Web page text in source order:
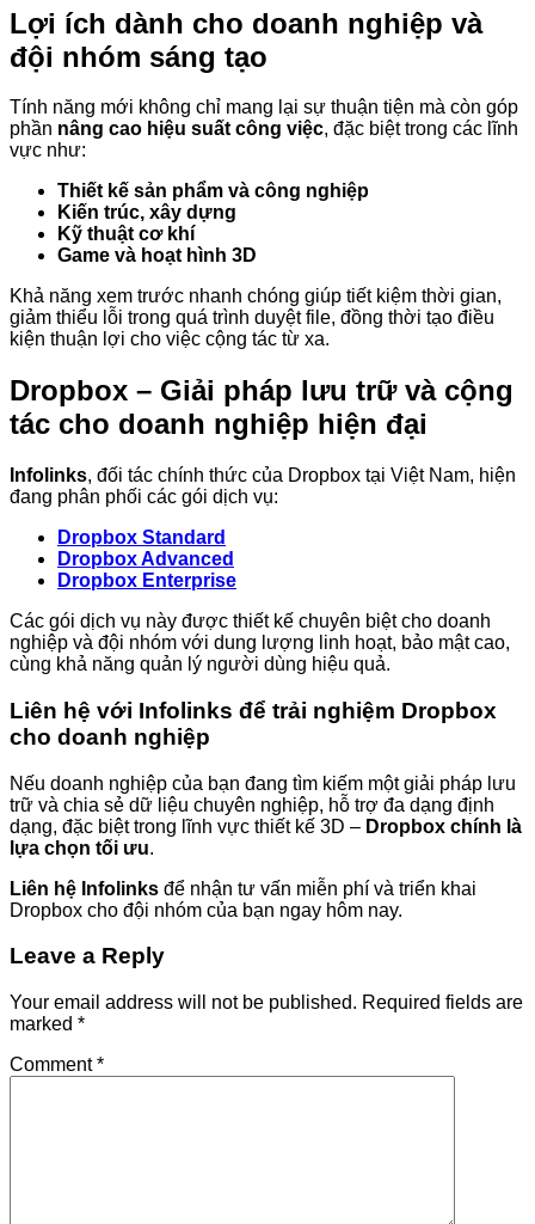
Lợi ích dành cho doanh nghiệp và
đội nhóm sáng tạo
Tính năng mới không chỉ mang lại sự thuận tiện mà còn góp
phần nâng cao hiệu suất công việc, đặc biệt trong các lĩnh
vực như:
Thiết kế sản phẩm và công nghiệp
Kiến trúc, xây dựng
Kỹ thuật cơ khí
Game và hoạt hình 3D
Khả năng xem trước nhanh chóng giúp tiết kiệm thời gian,
giảm thiểu lỗi trong quá trình duyệt file, đồng thời tạo điều
kiện thuận lợi cho việc cộng tác từ xa.
Dropbox – Giải pháp lưu trữ và cộng
tác cho doanh nghiệp hiện đại
Infolinks, đối tác chính thức của Dropbox tại Việt Nam, hiện
đang phân phối các gói dịch vụ:
Dropbox Standard
Dropbox Advanced
Dropbox Enterprise
Các gói dịch vụ này được thiết kế chuyên biệt cho doanh
nghiệp và đội nhóm với dung lượng linh hoạt, bảo mật cao,
cùng khả năng quản lý người dùng hiệu quả.
Liên hệ với Infolinks để trải nghiệm Dropbox
cho doanh nghiệp
Nếu doanh nghiệp của bạn đang tìm kiếm một giải pháp lưu
trữ và chia sẻ dữ liệu chuyên nghiệp, hỗ trợ đa dạng định
dạng, đặc biệt trong lĩnh vực thiết kế 3D – Dropbox chính là
lựa chọn tối ưu.
Liên hệ Infolinks để nhận tư vấn miễn phí và triển khai
Dropbox cho đội nhóm của bạn ngay hôm nay.
Leave a Reply
Your email address will not be published. Required fields are
marked *
Comment*